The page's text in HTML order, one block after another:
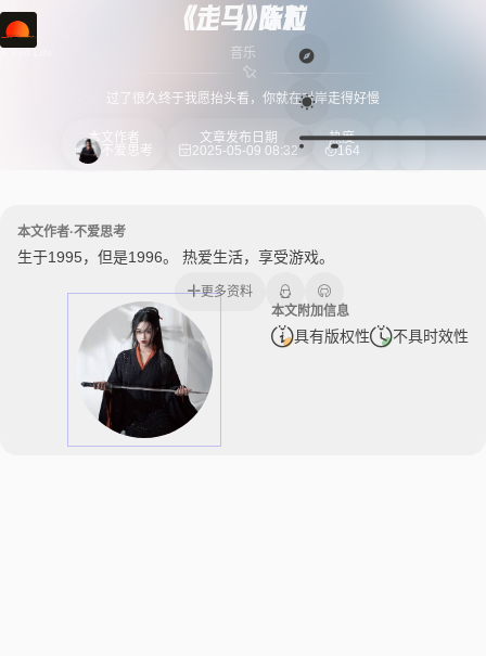
《走马》陈粒
音乐
过了很久终于我愿抬头看，你就在对岸走得好慢
本文作者
不爱思考
文章发布日期
2025-05-09 08:32
热度
164
本文作者·不爱思考
生于1995，但是1996。 热爱生活，享受游戏。
更多资料
本文附加信息
具有版权性 不具时效性